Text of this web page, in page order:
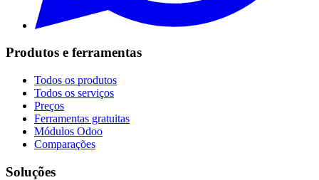
Produtos e ferramentas
Todos os produtos
Todos os serviços
Preços
Ferramentas gratuitas
Módulos Odoo
Comparações
Soluções